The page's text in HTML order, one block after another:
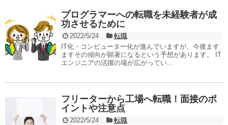
プログラマーへの転職を未経験者が成
功させるために
2022/5/24
転職
IT化・コンピューター化が進んでいますが、今後ます
ますその傾向が顕著になるという予想があります。 IT
エンジニアの活躍の場が広がってい...
フリーターから工場へ転職！面接のポ
イントや注意点
2022/5/24
転職